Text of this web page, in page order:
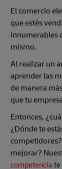
El comercio
que estés
innumerables
mismo.
Al realizar un
aprender las
de manera
que tu
Entonces,
¿Dónde te
mejorar?
competenciate